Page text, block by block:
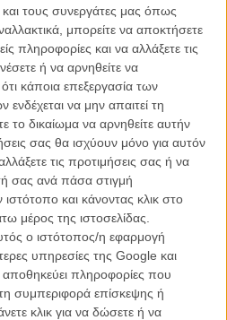
τους συνεργάτες μας όπως
μπορείτε να αποκτήσετε
πληροφορίες και να αλλάξετε τις
ή να αρνηθείτε να
κάποια επεξεργασία των
να μην απαιτεί τη
το δικαίωμα να αρνηθείτε αυτήν
σας θα ισχύουν μόνο για αυτόν
τις προτιμήσεις σας ή να
σας ανά πάσα στιγμή
και κάνοντας κλικ στο
μέρος της ιστοσελίδας.
ο ιστότοπος/η εφαρμογή
υπηρεσίες της Google και
αποθηκεύει πληροφορίες που
συμπεριφορά επίσκεψης ή
κλικ για να δώσετε ή να
January 30, 2017
to sell Rian on the
Jedi Who Wastes All the
Their Bones" has come
fWacvjK5XL
January 27,
του «Star Wars» έχει τίτλο